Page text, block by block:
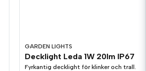
GARDEN LIGHTS
Decklight Leda 1W 20lm IP67
Fyrkantig decklight för klinker och trall.